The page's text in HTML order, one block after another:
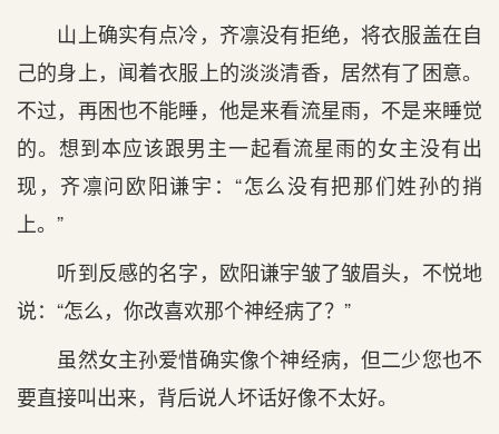
山上确实有点冷，齐凛没有拒绝，将衣服盖在自
己的身上，闻着衣服上的淡淡清香，居然有了困意。
不过，再困也不能睡，他是来看流星雨，不是来睡觉
的。想到本应该跟男主一起看流星雨的女主没有出
现，齐凛问欧阳谦宇：“怎么没有把那们姓孙的捎
上。”
听到反感的名字，欧阳谦宇皱了皱眉头，不悦地
说：“怎么，你改喜欢那个神经病了？”
虽然女主孙爱惜确实像个神经病，但二少您也不
要直接叫出来，背后说人坏话好像不太好。